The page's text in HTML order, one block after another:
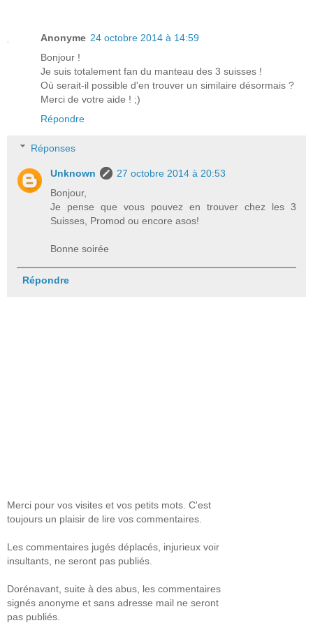
Anonyme 24 octobre 2014 à 14:59
Bonjour !
Je suis totalement fan du manteau des 3 suisses !
Où serait-il possible d'en trouver un similaire désormais ?
Merci de votre aide ! ;)
Répondre
Réponses
Unknown
27 octobre 2014 à 20:53
Bonjour,
Je pense que vous pouvez en trouver chez les 3
Suisses, Promod ou encore asos!
Bonne soirée
Répondre
Merci pour vos visites et vos petits mots. C'est
toujours un plaisir de lire vos commentaires.
Les commentaires jugés déplacés, injurieux voir
insultants, ne seront pas publiés.
Dorénavant, suite à des abus, les commentaires
signés anonyme et sans adresse mail ne seront
pas publiés.